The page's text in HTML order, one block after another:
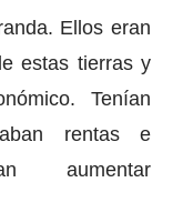
Ellos eran
estas tierras y
Tenían
rentas e
aumentar